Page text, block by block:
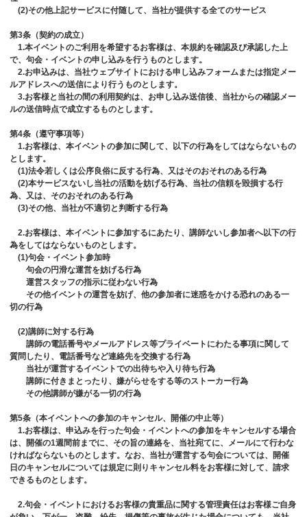
(2)その他上記サービスに付随して、当社が提供する全てのサービス
第3条（契約の成立）
1.本イベントのご利用を希望するお客様は、本規約を確認及び承認した上
で、句会・イベントの申し込みを行うものとします。
2.お申込みは、当社ウェブサイトにおける申し込みフォームまたは指定メー
ルアドレスへの送信により行うものとします。
3.お客様と当社の間の利用契約は、お申し込み送信後、当社からの確認メー
ルの送信時点で成立するものとします。
第4条（遵守事項等）
1.お客様は、本イベントの参加に関して、以下の行為をしてはならないもの
とします。
(1)法令若しくは公序良俗に反する行為、又はそのおそれのある行為
(2)本サービスないし当社の活動を妨げる行為、当社の信頼を毀損する行
為、又は、そのおそれのある行為
(3)その他、当社が不適切と判断する行為
2.お客様は、本イベントに参加するにあたり、講師ないし参加者へ以下の行
為をしてはならないものとします。
(1)句会・イベント参加時
句会の円滑な運営を妨げる行為
運営スタッフの指示に従わない行為
その他イベントの運営を妨げ、他の参加者に迷惑をかける恐れのある一
切の行為
(2)講師に対する行為
講師の電話番号やメールアドレス等プライベートにわたる事項に関して
質問したり、電話番号など連絡先を交換する行為
当社が運営するイベントでの出待ちや入り待ち行為
講師に付きまとったり、嫌がらせをする等のストーカー行為
その他講師が嫌がる一切の行為
第5条（本イベントへの参加のキャンセル、開催の中止等）
1.お客様は、申込みを行った句会・イベントへの参加をキャンセルする場合
は、開催の1週間前までに、その旨の連絡を、当社宛てに、メールにて行わな
ければならないものとします。なお、当社が運営する句会については、開催
日のキャンセルについては規定に則りキャンセル料をお客様に対して、請求
できるものとします。
2.句会・イベントにおけるお客様の貴重品に関する管理責任はお客様ご自身